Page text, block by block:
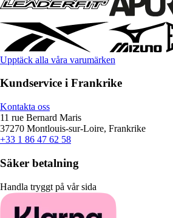
Upptäck alla våra varumärken
Kundservice i Frankrike
Kontakta oss
11 rue Bernard Maris
37270 Montlouis-sur-Loire, Frankrike
+33 1 86 47 62 58
Säker betalning
Handla tryggt på vår sida